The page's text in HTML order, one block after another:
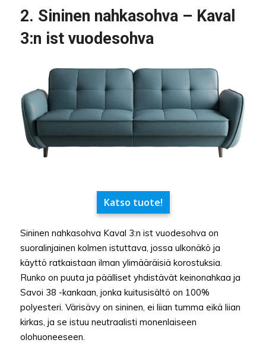
2. Sininen nahkasohva – Kaval
3:n ist vuodesohva
Katso tuote!
Sininen nahkasohva Kaval 3:n ist vuodesohva on
suoralinjainen kolmen istuttava, jossa ulkonäkö ja
käyttö ratkaistaan ilman ylimääräisiä korostuksia.
Runko on puuta ja päälliset yhdistävät keinonahkaa ja
Savoi 38 -kankaan, jonka kuitusisältö on 100%
polyesteri. Värisävy on sininen, ei liian tumma eikä liian
kirkas, ja se istuu neutraalisti monenlaiseen
olohuoneeseen.